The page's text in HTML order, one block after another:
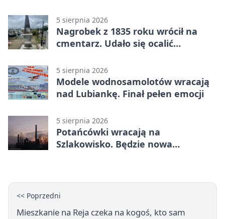
5 sierpnia 2026
Nagrobek z 1835 roku wrócił na
cmentarz. Udało się ocalić
5 sierpnia 2026
Modele wodnosamolotów wracają
nad Lubiankę. Finał pełen emocji
5 sierpnia 2026
Potańcówki wracają na
Szlakowisko. Będzie nowa
<< Poprzedni
Mieszkanie na Reja czeka na kogoś, kto sam